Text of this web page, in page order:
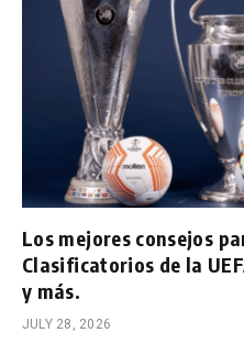
Los mejores consejos
Clasificatorios de la
y más.
JULY 28, 2026